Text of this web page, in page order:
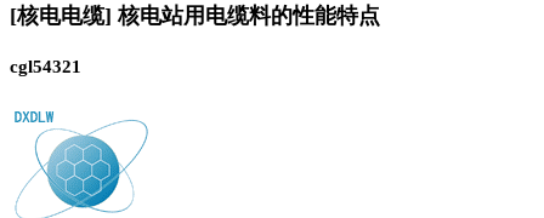
[核电电缆] 核电站用电缆料的性能特点
cgl54321